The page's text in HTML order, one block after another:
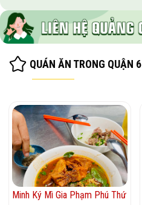
QUÁN ĂN TRONG QUẬN 6
Minh Ký Mì Gia Phạm Phú Thứ